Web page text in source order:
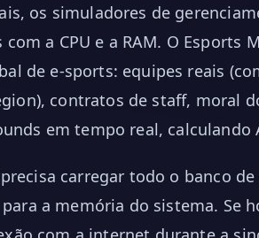
os simuladores de
a CPU e a RAM. O Esports
de e-sports: equipes reais
contratos de staff, moral
em tempo real, calculando
carregar todo o banco de
a memória do sistema. Se